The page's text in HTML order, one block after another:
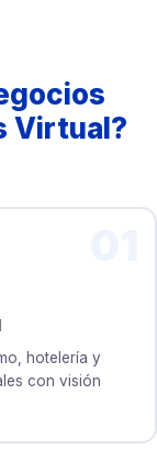
Virtual?
hotelería y
con visión